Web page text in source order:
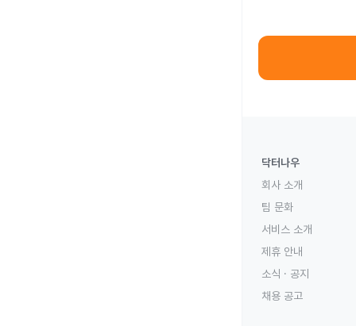
닥터나우
회사 소개
팀 문화
서비스 소개
제휴 안내
소식 · 공지
채용 공고